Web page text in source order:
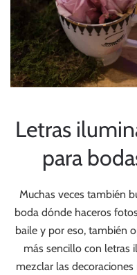
Letras
para
Muchas veces también
boda dónde haceros
baile y por eso, también
más sencillo con letras
mezclar las